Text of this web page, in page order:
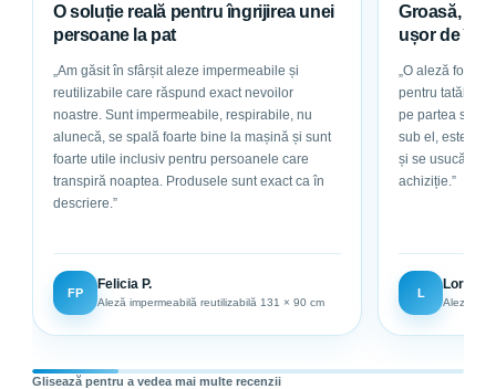
intotdeauna la medicul specialist neuro-pediatru!
O soluție reală pentru îngrijirea unei
persoane la pat
„Am găsit în sfârșit aleze impermeabile și
reutilizabile care răspund exact nevoilor
noastre. Sunt impermeabile, respirabile, nu
alunecă, se spală foarte bine la mașină și sunt
foarte utile inclusiv pentru persoanele care
transpiră noaptea. Produsele sunt exact ca în
descriere.”
FP
Felicia P.
Aleză impermeabilă reutilizabilă 131 × 90 cm
Groasă,
ușor de
„O aleză foarte
pentru tatăl meu, care este la pat. Are
pe partea
sub el, este
și se usucă ușor. Sunt foarte mulțumită de
achiziție.”
L
Aleză
Glisează pentru a vedea mai multe recenzii